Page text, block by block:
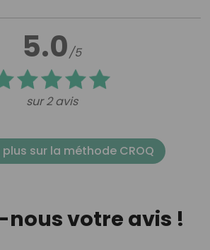
5.0/5
sur 2 avis
plus sur la méthode CROQ
nous votre avis !